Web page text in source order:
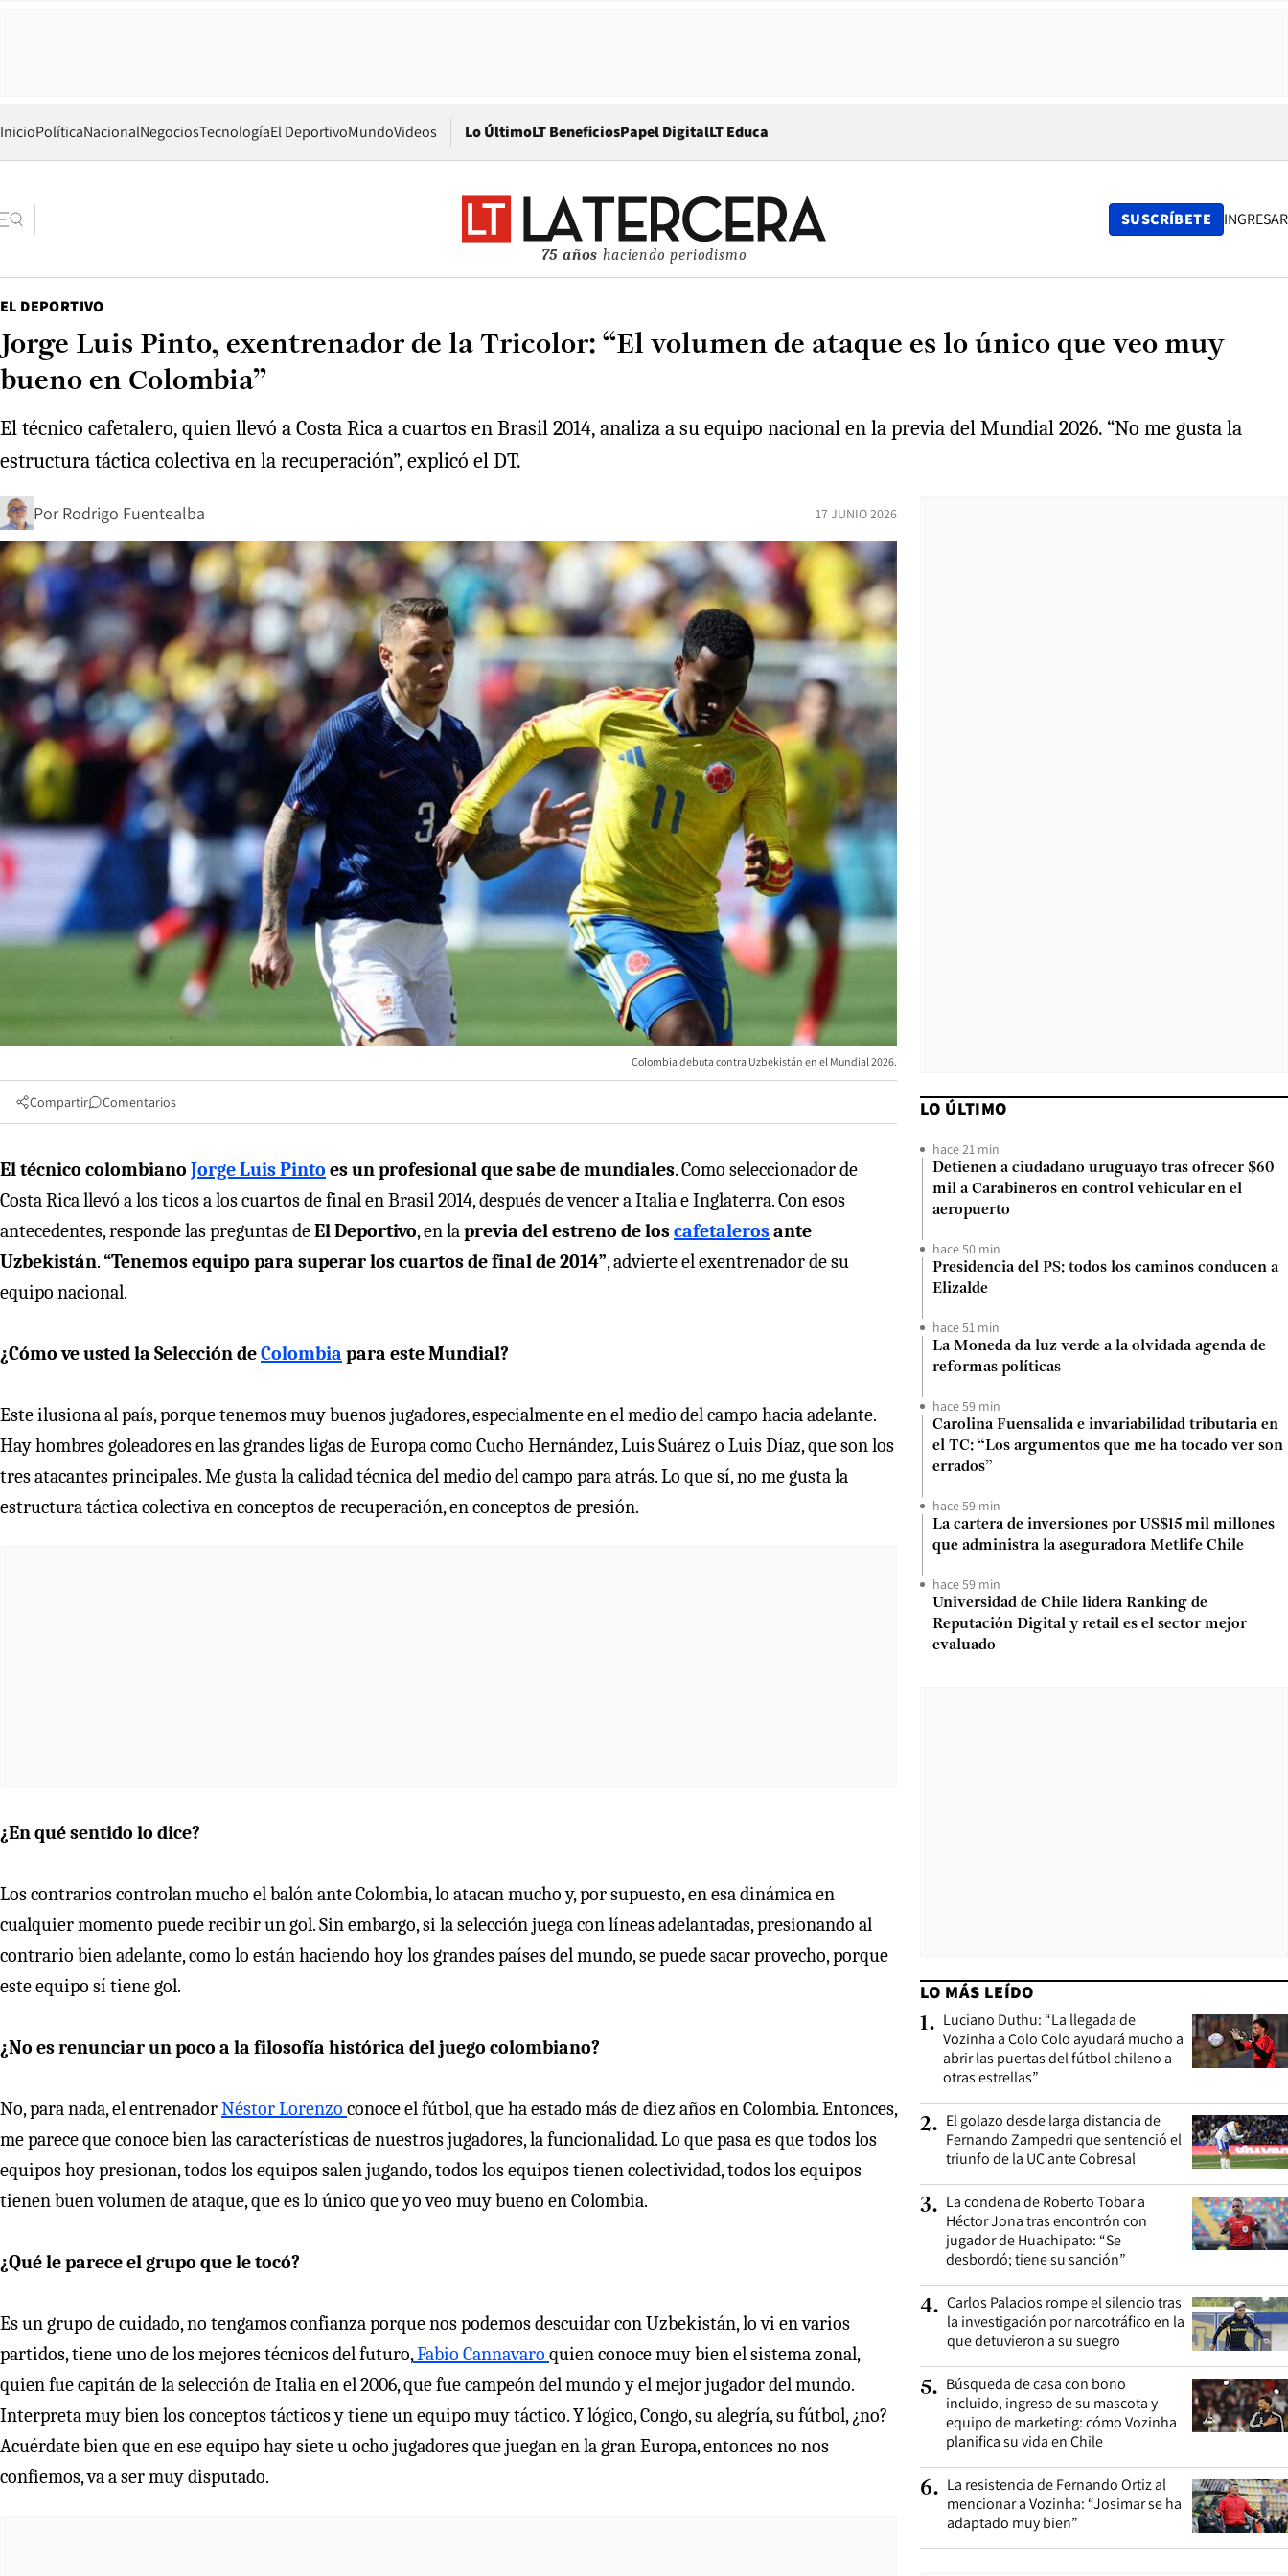
InicioPolíticaNacionalNegociosTecnologíaEl DeportivoMundoVideos Lo ÚltimoLT BeneficiosPapel DigitalOpens in new window
LT Educa
75 años haciendo periodismo
SUSCRÍBETE INGRESAR
EL DEPORTIVO
Jorge Luis Pinto, exentrenador de la Tricolor: “El volumen de ataque es lo único que veo muy
bueno en Colombia”
El técnico cafetalero, quien llevó a Costa Rica a cuartos en Brasil 2014, analiza a su equipo nacional en la previa del Mundial 2026. “No me gusta la
estructura táctica colectiva en la recuperación”, explicó el DT.
Por Rodrigo Fuentealba 17 JUNIO 2026
Colombia debuta contra Uzbekistán en el Mundial 2026.
Compartir Comentarios
El técnico colombiano Jorge Luis Pinto es un profesional que sabe de mundiales. Como seleccionador de
Costa Rica llevó a los ticos a los cuartos de final en Brasil 2014, después de vencer a Italia e Inglaterra. Con esos
antecedentes, responde las preguntas deEl Deportivo, en laprevia del estreno de loscafetalerosante
Uzbekistán.“Tenemos equipo para superar los cuartos de final de 2014”, advierte el exentrenador de su
equipo nacional.
¿Cómo ve usted la Selección deColombia para este Mundial?
Este ilusiona al país, porque tenemos muy buenos jugadores, especialmente en el medio del campo hacia adelante.
Hay hombres goleadores en las grandes ligas de Europa como Cucho Hernández, Luis Suárez o Luis Díaz, que son los
tres atacantes principales. Me gusta la calidad técnica del medio del campo para atrás. Lo que sí, no me gusta la
estructura táctica colectiva en conceptos de recuperación, en conceptos de presión.
¿En qué sentido lo dice?
Los contrarios controlan mucho el balón ante Colombia, lo atacan mucho y, por supuesto, en esa dinámica en
cualquier momento puede recibir un gol. Sin embargo, si la selección juega con líneas adelantadas, presionando al
contrario bien adelante, como lo están haciendo hoy los grandes países del mundo, se puede sacar provecho, porque
este equipo sí tiene gol.
¿No es renunciar un poco a la filosofía histórica del juego colombiano?
No, para nada, el entrenadorNéstor Lorenzo conoce el fútbol, que ha estado más de diez años en Colombia. Entonces,
me parece que conoce bien las características de nuestros jugadores, la funcionalidad. Lo que pasa es que todos los
equipos hoy presionan, todos los equipos salen jugando, todos los equipos tienen colectividad, todos los equipos
tienen buen volumen de ataque, que es lo único que yo veo muy bueno en Colombia.
¿Qué le parece el grupo que le tocó?
Es un grupo de cuidado, no tengamos confianza porque nos podemos descuidar con Uzbekistán, lo vi en varios
partidos, tiene uno de los mejores técnicos del futuro,Fabio Cannavaro quien conoce muy bien el sistema zonal,
quien fue capitán de la selección de Italia en el 2006, que fue campeón del mundo y el mejor jugador del mundo.
Interpreta muy bien los conceptos tácticos y tiene un equipo muy táctico. Y lógico, Congo, su alegría, su fútbol, ¿no?
Acuérdate bien que en ese equipo hay siete u ocho jugadores que juegan en la gran Europa, entonces no nos
confiemos, va a ser muy disputado.
LO ÚLTIMO
hace 21 min
Detienen a ciudadano uruguayo tras ofrecer $60
mil a Carabineros en control vehicular en el
aeropuerto
hace 50 min
Presidencia del PS: todos los caminos conducen a
Elizalde
hace 51 min
La Moneda da luz verde a la olvidada agenda de
reformas políticas
hace 59 min
Carolina Fuensalida e invariabilidad tributaria en
el TC: “Los argumentos que me ha tocado ver son
errados”
hace 59 min
La cartera de inversiones por US$15 mil millones
que administra la aseguradora Metlife Chile
hace 59 min
Universidad de Chile lidera Ranking de
Reputación Digital y retail es el sector mejor
evaluado
LO MÁS LEÍDO
1. Luciano Duthu: “La llegada de
Vozinha a Colo Colo ayudará mucho a
abrir las puertas del fútbol chileno a
otras estrellas”
2. El golazo desde larga distancia de
Fernando Zampedri que sentenció el
triunfo de la UC ante Cobresal
3. La condena de Roberto Tobar a
Héctor Jona tras encontrón con
jugador de Huachipato: “Se
desbordó; tiene su sanción”
4. Carlos Palacios rompe el silencio tras
la investigación por narcotráfico en la
que detuvieron a su suegro
5. Búsqueda de casa con bono
incluido, ingreso de su mascota y
equipo de marketing: cómo Vozinha
planifica su vida en Chile
6. La resistencia de Fernando Ortiz al
mencionar a Vozinha: “Josimar se ha
adaptado muy bien”